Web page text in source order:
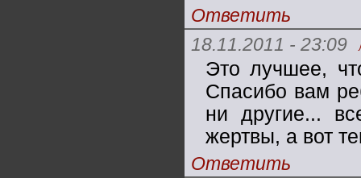
Ответить
18.11.2011 - 23:09
Это лучшее,
Спасибо вам
ни другие...
жертвы, а вот
Ответить